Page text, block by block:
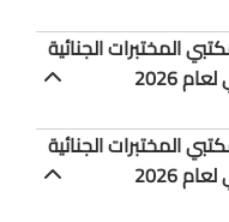
مكتبي المختبرات الجنائية
2026
مكتبي المختبرات الجنائية
2026